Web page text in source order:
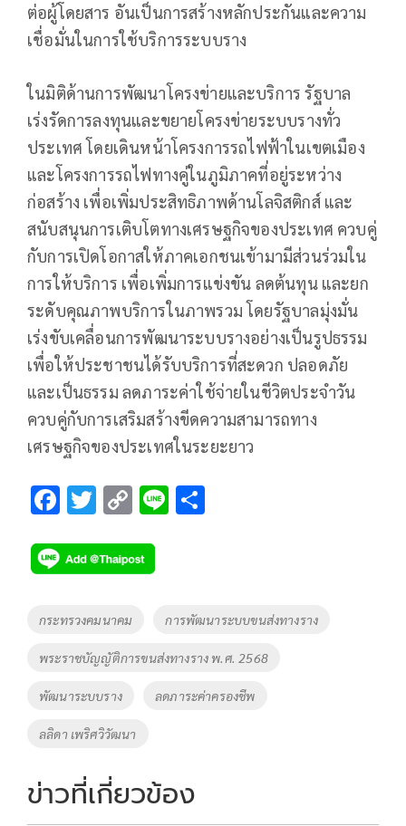
ต่อผู้โดยสาร อันเป็นการสร้างหลักประกันและความ
เชื่อมั่นในการใช้บริการระบบราง
ในมิติด้านการพัฒนาโครงข่ายและบริการ รัฐบาล
เร่งรัดการลงทุนและขยายโครงข่ายระบบรางทั่ว
ประเทศ โดยเดินหน้าโครงการรถไฟฟ้าในเขตเมือง
และโครงการรถไฟทางคู่ในภูมิภาคที่อยู่ระหว่าง
ก่อสร้าง เพื่อเพิ่มประสิทธิภาพด้านโลจิสติกส์ และ
สนับสนุนการเติบโตทางเศรษฐกิจของประเทศ ควบคู่
กับการเปิดโอกาสให้ภาคเอกชนเข้ามามีส่วนร่วมใน
การให้บริการ เพื่อเพิ่มการแข่งขัน ลดต้นทุน และยก
ระดับคุณภาพบริการในภาพรวม โดยรัฐบาลมุ่งมั่น
เร่งขับเคลื่อนการพัฒนาระบบรางอย่างเป็นรูปธรรม
เพื่อให้ประชาชนได้รับบริการที่สะดวก ปลอดภัย
และเป็นธรรม ลดภาระค่าใช้จ่ายในชีวิตประจำวัน
ควบคู่กับการเสริมสร้างขีดความสามารถทาง
เศรษฐกิจของประเทศในระยะยาว
F
e
b
o
k
T
tt
er
C
p
y
k
Li
Tags
กระทรวงคมนาคม การพัฒนาระบบขนส่งทางราง
พระราชบัญญัติการขนส่งทางราง พ.ศ. 2568
พัฒนาระบบราง ลดภาระค่าครองชีพ
ลลิดา เพริศวิวัฒนา
ข่าวที่เกี่ยวข้อง